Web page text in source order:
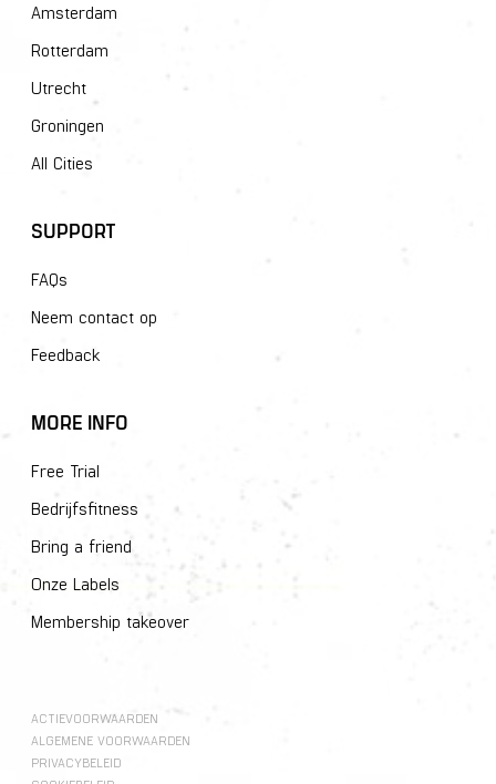
Amsterdam
Rotterdam
Utrecht
Groningen
All Cities
SUPPORT
FAQs
Neem contact op
Feedback
MORE INFO
Free Trial
Bedrijfsfitness
Bring a friend
Onze Labels
Membership takeover
ACTIEVOORWAARDEN
ALGEMENE VOORWAARDEN
PRIVACYBELEID